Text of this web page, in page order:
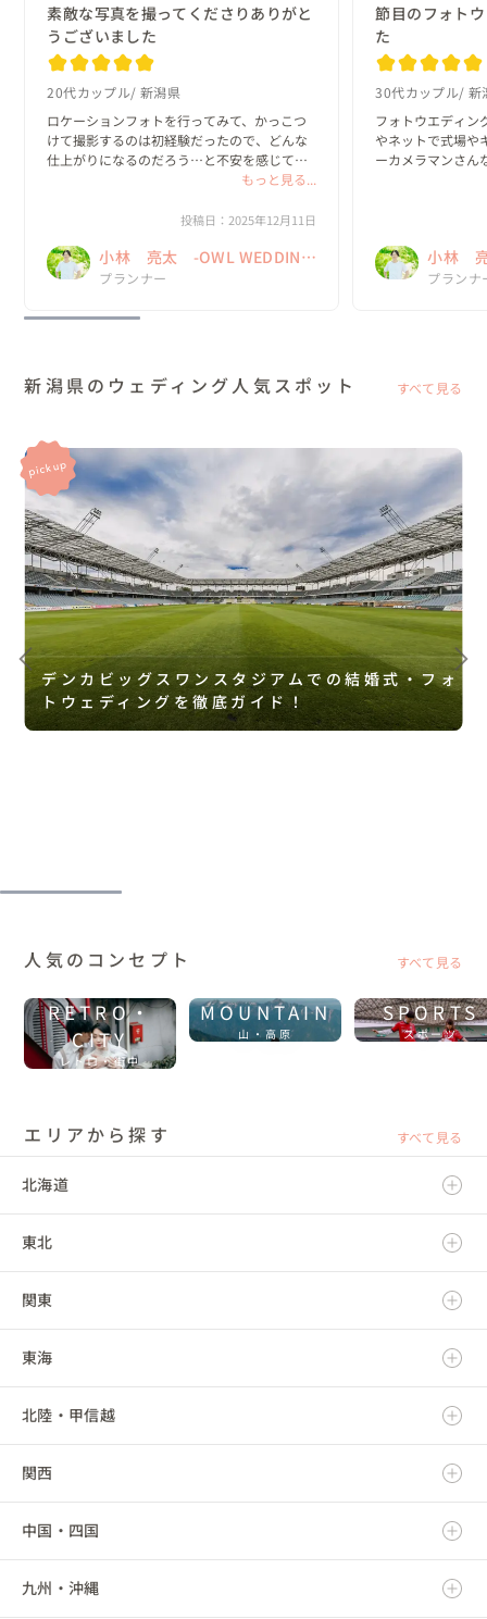
素敵な写真を撮ってくださりありがと
うございました
20代カップル 新潟県
ロケーションフォトを行ってみて、かっこつ
けて撮影するのは初経験だったので、どんな
仕上がりになるのだろう…と不安を感じてい
たのですが、母校や実家に行けたり、家族に
で挑めました。かっこいいスタジオで撮影す
もっと見る...
投稿日：2025年12月11日
小林 亮太 -OWL WEDDING
DESIGN-
プランナー
節目のフォト
た
30代カップル 新
フォトウエディン
やネットで式場や
ーカメラマンさん
小林
プランナ
新潟県のウェディング人気スポット すべて見る
デンカビッグスワンスタジアムでの結婚式・フォ
トウェディングを徹底ガイド！
人気のコンセプト すべて見る
RETRO・
CITY
レトロ・街中
MOUNTAIN
山・高原
SPORTS
スポーツ
エリアから探す すべて見る
北海道
北海道
東北
青森県
岩手県
宮城県
秋田県
山形県
福島県
関東
茨城県
栃木県
群馬県
埼玉県
千葉県
東海
岐阜県
静岡県
愛知県
三重県
北陸・甲信越
新潟県
富山県
石川県
関西
滋賀県
京都府
中国・四国
鳥取県
九州・沖縄